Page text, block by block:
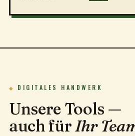
DIGITALES HANDWERK
Unsere Tools —
auch fürIhr